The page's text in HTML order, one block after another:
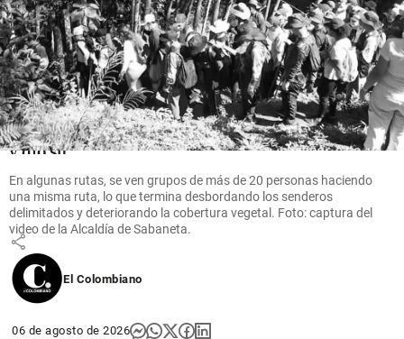
Fútbol
La FIFA
intenta
superar
su crisis
con
disculpas
y dio su
“pleno
apoyo” a
Infantino
share
En algunas rutas, se ven grupos de más de 20 personas haciendo
una misma ruta, lo que termina desbordando los senderos
delimitados y deteriorando la cobertura vegetal. Foto: captura del
video de la Alcaldía de Sabaneta.
El Colombiano
06 de agosto de 2026